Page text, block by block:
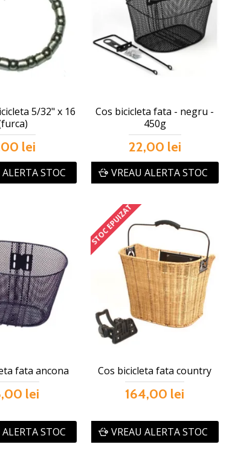
5/32" x 16
lei
ALERTA STOC
Cos bicicleta fata - negru -
450g
22,00 lei
VREAU ALERTA STOC
fata ancona
lei
ALERTA STOC
STOC EPUIZAT
Cos bicicleta fata country
164,00 lei
VREAU ALERTA STOC